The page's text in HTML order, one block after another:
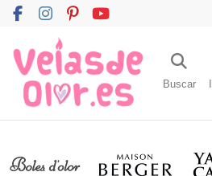
Buscar